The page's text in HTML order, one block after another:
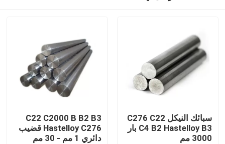
سبائك النيكل C276 C22
C4 B2 Hastelloy B3 بار
3000 مم
C22 C2000 B B2 B3
Hastelloy C276 قضيب
دائري 1 مم - 30 مم